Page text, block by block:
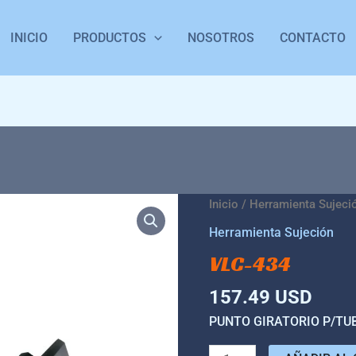
INICIO PRODUCTOS NOSOTROS CONTACTO
Inicio / Herramienta
Herramienta Sujeción
VLC-434
157.49 USD
PUNTO GIRATORIO P/
VLC-
434